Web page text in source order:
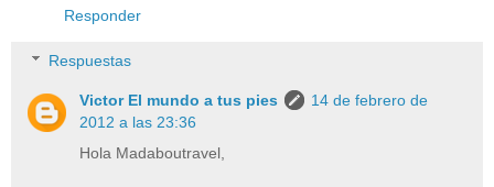
Responder
Respuestas
Victor El mundo a tus pies
14 de febrero de
2012 a las 23:36
Hola Madaboutravel,